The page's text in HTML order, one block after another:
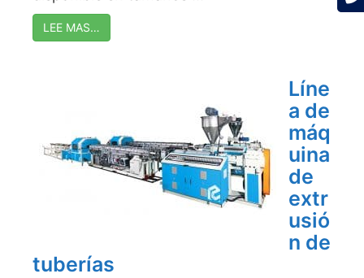
LEE MAS…
Líne
a de
máq
uina
de
extr
usió
n de
tuberías